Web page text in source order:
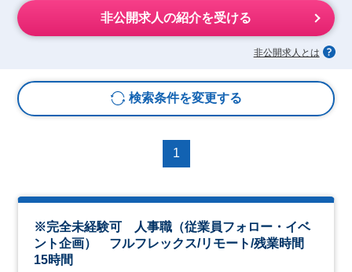
非公開求人の紹介を受ける
非公開求人とは
検索条件を変更する
1
※完全未経験可 人事職（従業員フォロー・イベ
ント企画） フルフレックス/リモート/残業時間
15時間